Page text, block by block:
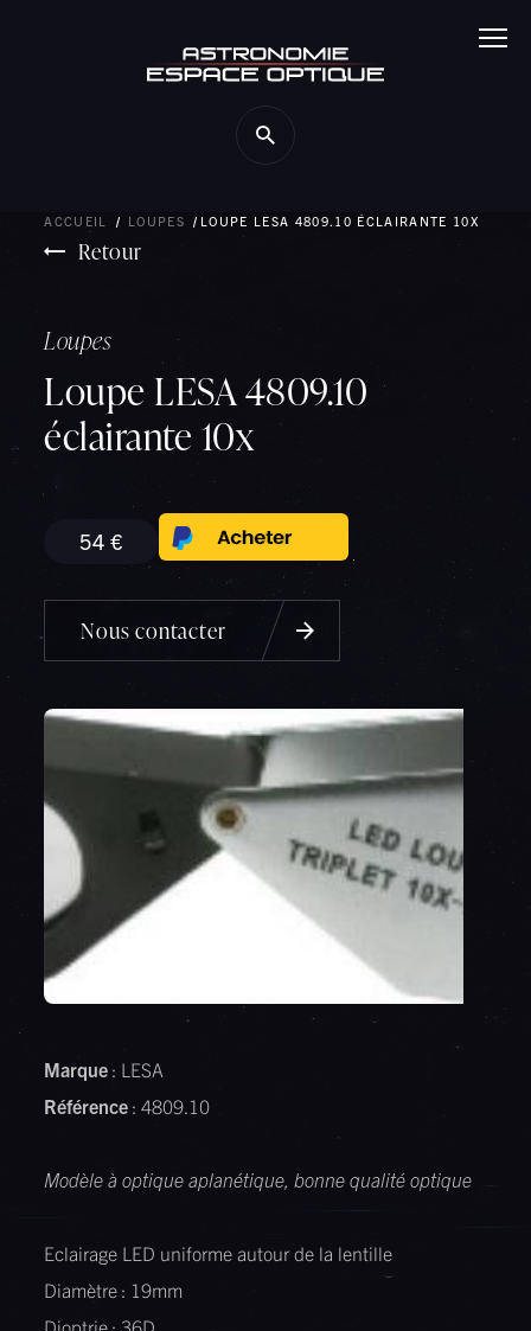
ACCUEIL LOUPES LOUPE LESA 4809.10 ÉCLAIRANTE 10X
Retour
Loupes
Loupe LESA 4809.10
éclairante 10x
54 €
Nous contacter
Marque : LESA
Référence : 4809.10
Modèle à optique aplanétique, bonne qualité optique
Eclairage LED uniforme autour de la lentille
Diamètre : 19mm